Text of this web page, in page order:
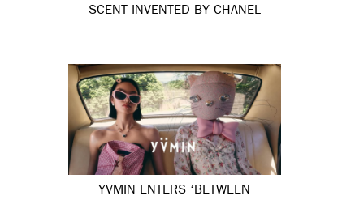
SCENT INVENTED BY CHANEL
YVMIN ENTERS ‘BETWEEN